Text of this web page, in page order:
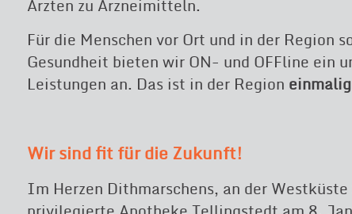
Ärzten zu Arzneimitteln.
Für die Menschen vor Ort und in der Region
Gesundheit bieten wir ON- und OFFline ein
Leistungen an. Das ist in der Region einmalig
Wir sind fit für die Zukunft!
Im Herzen Dithmarschens, an der